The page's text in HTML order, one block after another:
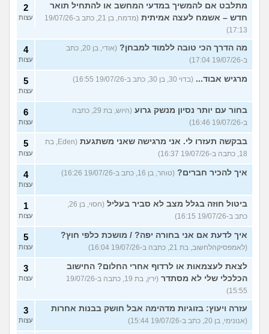
מתלבט אם להמשיך במדעי המחשב או להתחיל תואר
חדש – אשמח לעצה אמיתית
(מדמח, בן 21, כתב ב-19/07/26
17:13)
2
עצות
מה הדרך הכי טובה ללמוד למבחן?
(אודי, בן 20, כתב
ב-19/07/26 17:04)
4
עצות
מרגיש אבוד... (בדוי 30, בן 30, כתב ב-19/07/26 16:55) 5
עצות
בחור עם יותר נסיון מנשק גרוע
(היוש, בת 29, כתבה
ב-19/07/26 16:46)
6
עצות
בבקשה תעזרו לי. אני מרגישה שאני משתגעת
(Eden, בת
18, כתבה ב-19/07/26 16:37)
5
עצות
איך להכיר חברים? (טוהר, בן 16, כתב ב-19/07/26 16:26) 4
עצות
ביטול חוזה בגלל מצב לא סביר בעליל
כתב ב-19/07/26 16:15)
1
עצות
איך לדעת אם אני בחורה יפה? / מושכת כלפי חוץ?
(לאמפסיקהלחשוב, בת 21, כתבה ב-19/07/26 16:04)
5
עצות
לצאת לעצמאות או לרדוף אחרי החלום? החישוב
הכלכלי שלי לא מסתדר
(ירין, בת 19, כתבה ב-19/07/26
15:55)
3
עצות
עזרה ויעוץ: בזוגיות מדהימה אבל חושק בבנות אחרות
(אנונימי, בן 20, כתב ב-19/07/26 15:44)
3
עצות